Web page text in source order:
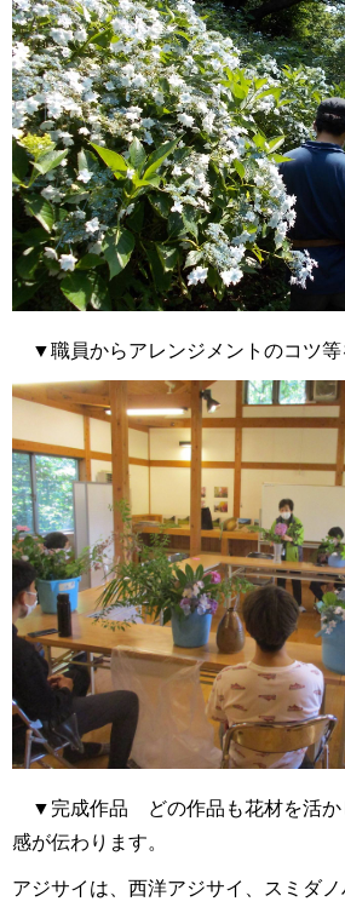
▼職員からアレンジメントのコツ等
▼完成作品 どの作品も花材を活か
感が伝わります。
アジサイは、西洋アジサイ、スミダ